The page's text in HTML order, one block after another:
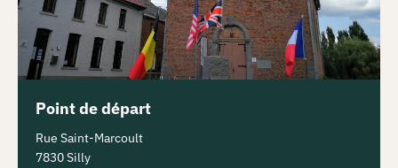
Point de départ
Rue Saint-Marcoult
7830 Silly